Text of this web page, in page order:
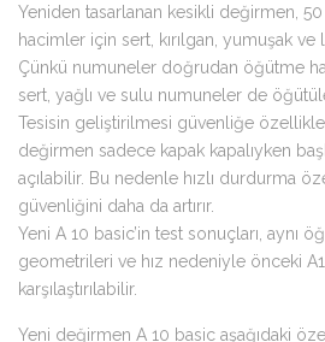
Yeniden tasarlanan kesikli değirmen, 50
hacimler için sert, kırılgan, yumuşak
Çünkü numuneler doğrudan öğütme
sert, yağlı ve sulu numuneler de
Tesisin geliştirilmesi güvenliğe
değirmen sadece kapak kapalıyken
açılabilir. Bu nedenle hızlı durdurma
güvenliğini daha da artırır.
Yeni A 10 basic’in test sonuçları, aynı
geometrileri ve hız nedeniyle önceki
karşılaştırılabilir.
Yeni değirmen A 10 basic aşağıdaki